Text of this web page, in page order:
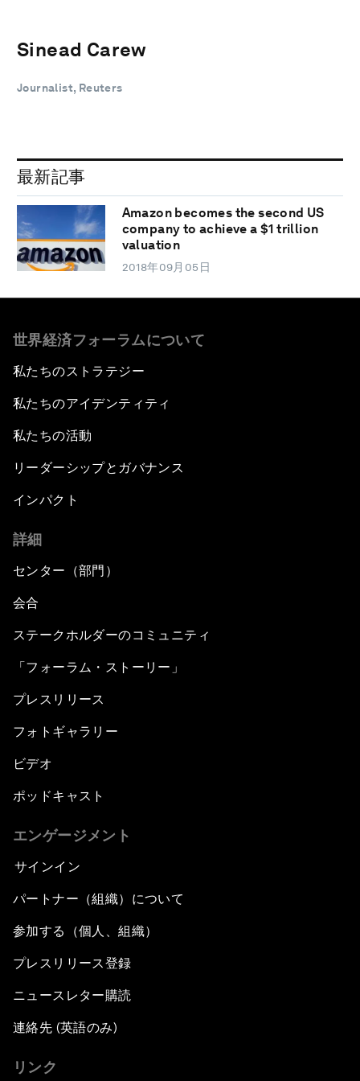
Sinead Carew
Journalist, Reuters
最新記事
Amazon becomes the second US
company to achieve a $1 trillion
valuation
2018年09月05日
世界経済フォーラムについて
私たちのストラテジー
私たちのアイデンティティ
私たちの活動
リーダーシップとガバナンス
インパクト
詳細
センター（部門）
会合
ステークホルダーのコミュニティ
「フォーラム・ストーリー」
プレスリリース
フォトギャラリー
ビデオ
ポッドキャスト
エンゲージメント
サインイン
パートナー（組織）について
参加する（個人、組織）
プレスリリース登録
ニュースレター購読
連絡先 (英語のみ)
リンク